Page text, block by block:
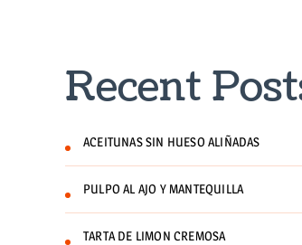
Recent
ACEITUNAS SIN HUESO ALIÑADAS
PULPO AL AJO Y MANTEQUILLA
TARTA DE LIMON CREMOSA